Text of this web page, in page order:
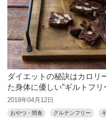
ダイエットの秘訣はカロリ
た身体に優しい”ギルトフリ
2018年04月12日
おやつ・間食 グルテンフリー